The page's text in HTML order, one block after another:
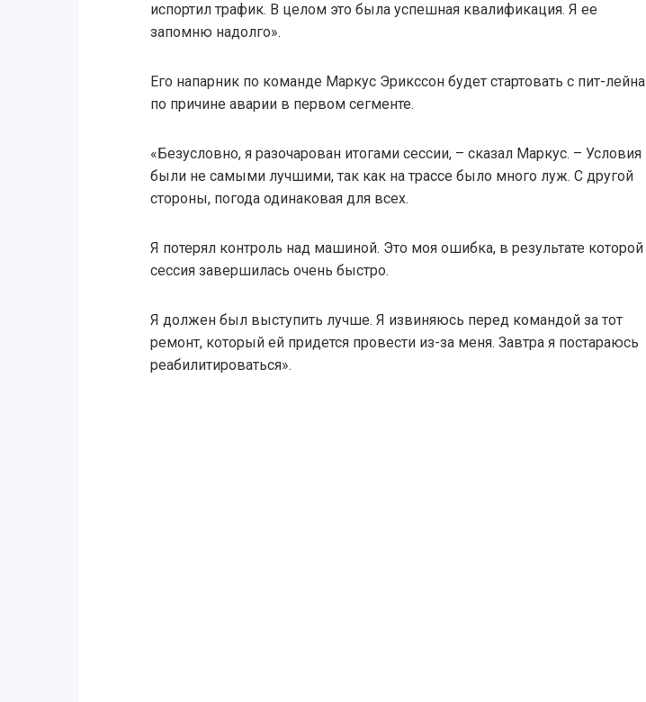
испортил трафик. В целом это была успешная квалификация. Я ее
запомню надолго».
Его напарник по команде Маркус Эрикссон будет стартовать с пит-лейна
по причине аварии в первом сегменте.
«Безусловно, я разочарован итогами сессии, – сказал Маркус. – Условия
были не самыми лучшими, так как на трассе было много луж. С другой
стороны, погода одинаковая для всех.
Я потерял контроль над машиной. Это моя ошибка, в результате которой
сессия завершилась очень быстро.
Я должен был выступить лучше. Я извиняюсь перед командой за тот
ремонт, который ей придется провести из-за меня. Завтра я постараюсь
реабилитироваться».